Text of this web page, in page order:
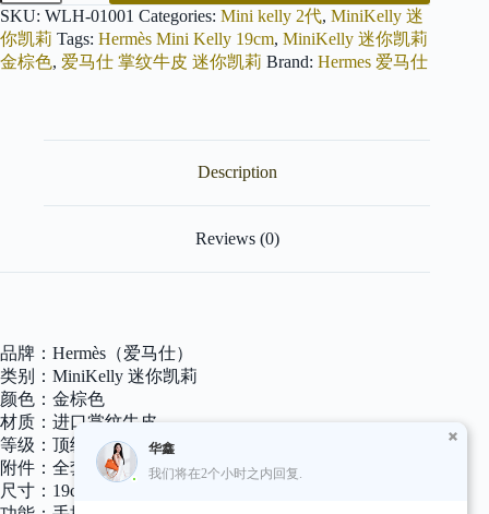
仕
Mini
Kelly
二
金
扣
全
手
工
缝
制
高
订
SKU: WLH-01001 Categories: Mini kelly 2代, MiniKelly 迷
你凯莉 Tags: Hermès Mini Kelly 19cm, MiniKelly 迷你凯莉
金棕色, 爱马仕 掌纹牛皮 迷你凯莉 Brand: Hermes 爱马仕
Description
Reviews (0)
品牌：Hermès（爱马仕）
类别：MiniKelly 迷你凯莉
颜色：金棕色
材质：进口掌纹牛皮
等级：顶级
附件：全套包装礼盒
尺寸：19cm
华鑫
我们将在2个小时之内回复.